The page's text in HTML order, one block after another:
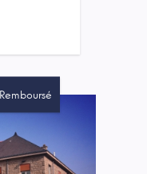
Remboursé